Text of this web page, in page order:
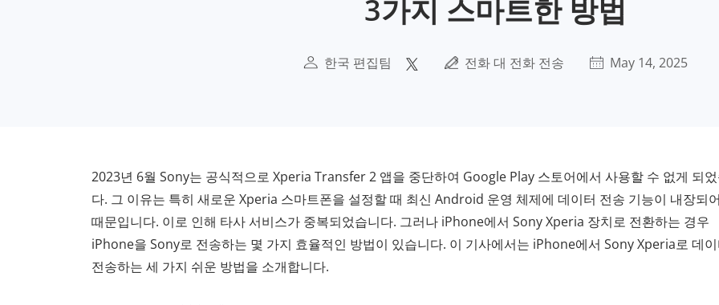
3가지 스마트한 방법
한국 편집팀 전화 대 전화 전송 May 14, 2025
2023년 6월 Sony는 공식적으로 Xperia Transfer 2 앱을 중단하여 Google Play 스토어에서 사용할 수 없게 되
다. 그 이유는 특히 새로운 Xperia 스마트폰을 설정할 때 최신 Android 운영 체제에 데이터 전송 기능이 내장되
때문입니다. 이로 인해 타사 서비스가 중복되었습니다. 그러나 iPhone에서 Sony Xperia 장치로 전환하는 경우
iPhone을 Sony로 전송하는 몇 가지 효율적인 방법이 있습니다. 이 기사에서는 iPhone에서 Sony Xperia로 데
전송하는 세 가지 쉬운 방법을 소개합니다.